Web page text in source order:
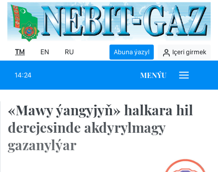
TM EN RU Abuna ýazyl Içeri girmek
14:24 MENÝU
«Mawy ýangyjyň» halkara hil
derejesinde akdyrylmagy
gazanylýar